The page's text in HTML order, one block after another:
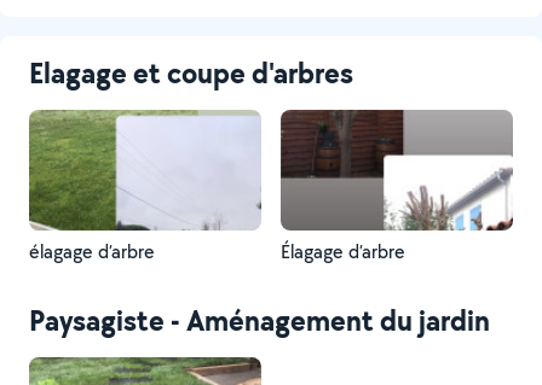
Elagage et coupe d'arbres
élagage d’arbre Élagage d’arbre
Paysagiste - Aménagement du jardin